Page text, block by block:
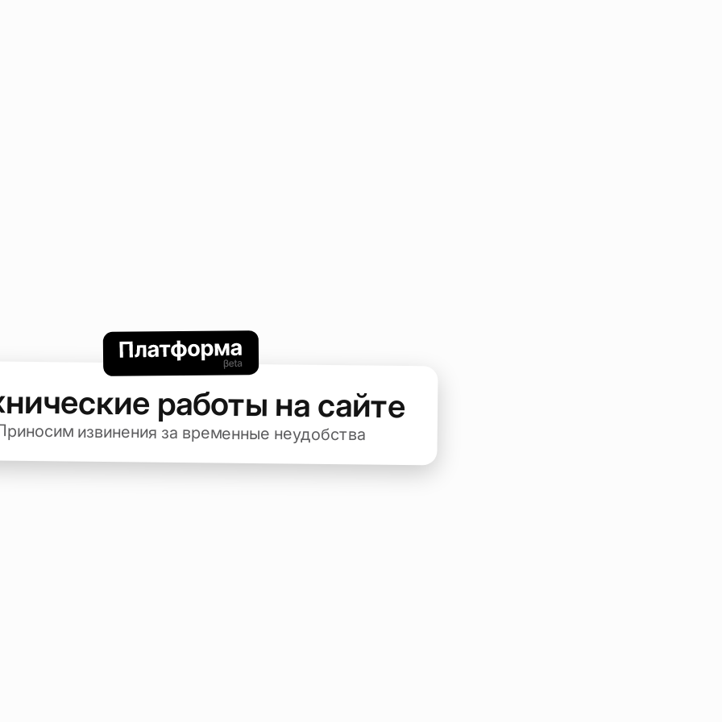
работы на сайте
извинения за временные неудобства